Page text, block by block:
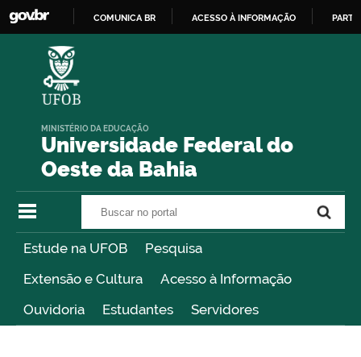
COMUNICA BR ACESSO À INFORMAÇÃO
Universidade Federal do
Oeste da Bahia
MINISTÉRIO DA EDUCAÇÃO
Estude na UFOB
Pesquisa
Extensão e Cultura
Acesso à Informação
Ouvidoria
Estudantes Servidores